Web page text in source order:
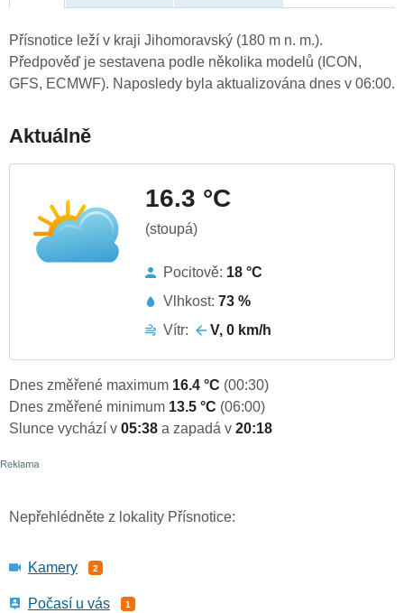
Přísnotice leží v kraji Jihomoravský (180 m n. m.).
Předpověď je sestavena podle několika modelů (ICON,
GFS, ECMWF). Naposledy byla aktualizována dnes v 06:00.
Aktuálně
16.3 °C
(stoupá)
Pocitově: 18 °C
Vlhkost: 73 %
Vítr:
V, 0 km/h
Dnes změřené maximum 16.4 °C (00:30)
Dnes změřené minimum 13.5 °C (06:00)
Slunce vychází v 05:38 a zapadá v 20:18
Nepřehlédněte z lokality Přísnotice:
Kamery 2
Počasí u vás 1